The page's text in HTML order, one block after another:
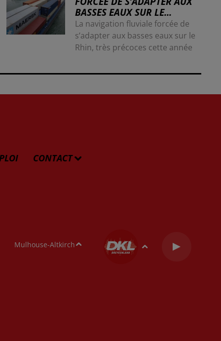
BASSES EAUX SUR LE...
La navigation fluviale forcée de
s’adapter aux basses eaux sur le
Rhin, très précoces cette année
CONTACT
Mulhouse-Altkirch